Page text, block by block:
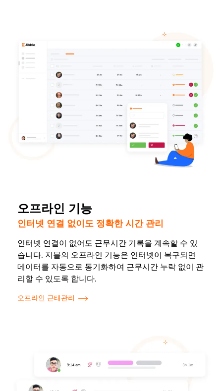
오프라인 기능
인터넷 연결 없이도 정확한 시간 관리
인터넷 연결이 없어도 근무시간 기록을 계속할 수 있
습니다. 지블의 오프라인 기능은 인터넷이 복구되면
데이터를 자동으로 동기화하여 근무시간 누락 없이 관
리할 수 있도록 합니다.
오프라인 근태관리